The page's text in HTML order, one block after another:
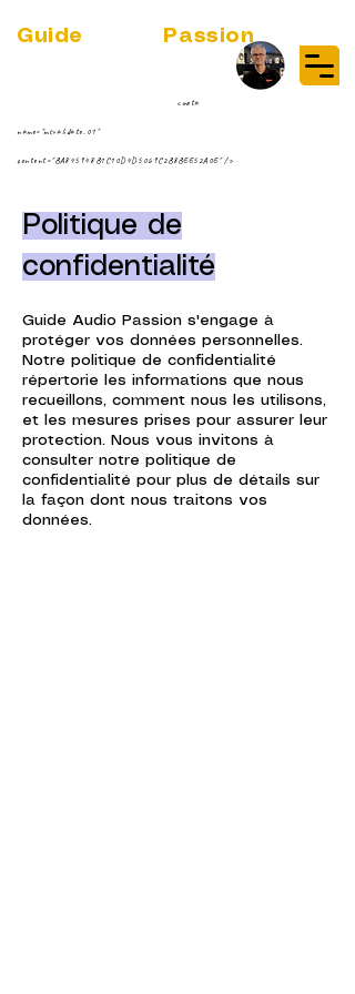
Guide Passion
<meta
name="msvalidate.01"
content="BA845948B1C10D4D5069C2B8BEE52A0E" />
Politique de
confidentialité
Guide Audio Passion s'engage à
protéger vos données personnelles.
Notre politique de confidentialité
répertorie les informations que nous
recueillons, comment nous les utilisons,
et les mesures prises pour assurer leur
protection. Nous vous invitons à
consulter notre politique de
confidentialité pour plus de détails sur
la façon dont nous traitons vos
données.